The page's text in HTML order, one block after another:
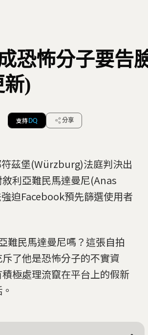
恐怖分子要告
新)
支持 DQ 分享
茲堡(Würzburg)法庭判決出
利亞難民馬達曼尼(Anas
迫Facebook預先篩選使用者
難民馬達曼尼嗎？這張自拍
了他是恐怖分子的不實資
極處理流竄在平台上的假新